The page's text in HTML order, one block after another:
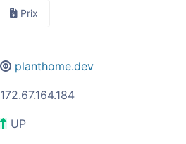
Prix
planthome.dev
172.67.164.184
UP